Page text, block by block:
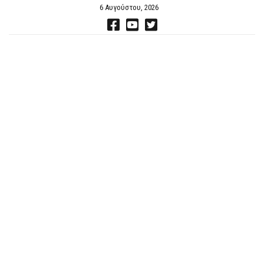
6 Αυγούστου, 2026